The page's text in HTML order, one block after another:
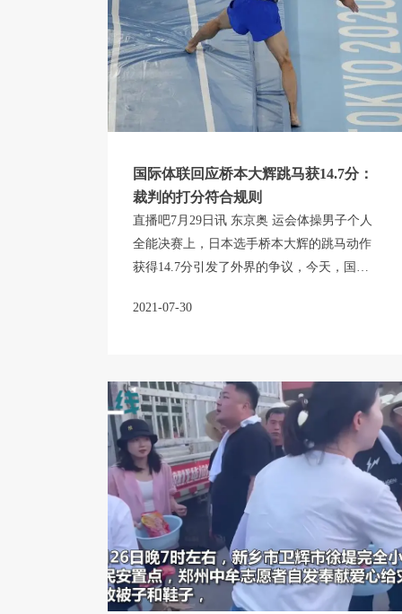
国际体联回应桥本大辉跳马获14.7分：
裁判的打分符合规则
直播吧7月29日讯 东京奥 运会体操男子个人
全能决赛上，日本选手桥本大辉的跳马动作
获得14.7分引发了外界的争议，今天，国际
了解释。
2021-07-30